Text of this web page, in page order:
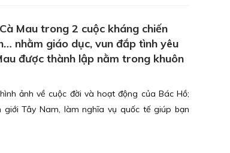
Mau trong 2 cuộc kháng chiến
nhằm giáo dục, vun đắp tình yêu
được thành lập nằm trong khuôn
ảnh về cuộc đời và hoạt động của Bác Hồ;
giới Tây Nam, làm nghĩa vụ quốc tế giúp bạn